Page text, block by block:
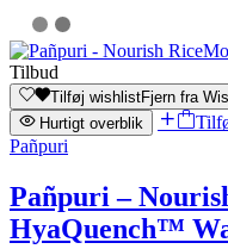
Tilbud
Tilføj wishlistFjern fra
Hurtigt overblik
Pañpuri
Pañpuri –
HyaQuench™